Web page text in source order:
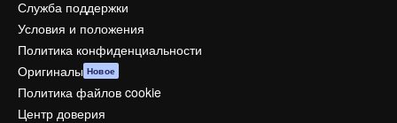
Служба поддержки
Условия и положения
Политика конфиденциальности
Оригиналы Новое
Политика файлов cookie
Центр доверия